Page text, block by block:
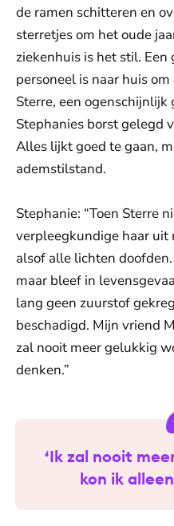
de ramen schitteren en
sterretjes om het oude
ziekenhuis is het stil.
personeel is naar huis
Sterre, een ogenschijnlijk
Stephanies borst gelegd
Alles lijkt goed te gaan,
ademstilstand.
Stephanie: “Toen Sterre
verpleegkundige haar uit
alsof alle lichten
maar bleef in
lang geen zuurstof
beschadigd. Mijn vriend
zal nooit meer gelukkig
denken.”
‘Ik zal nooit
kon ik